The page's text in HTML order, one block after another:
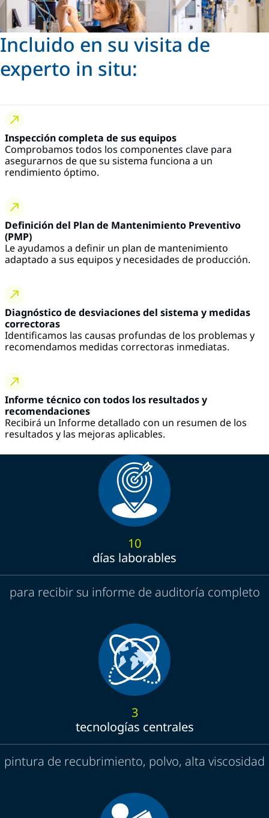
Incluido en su visita de
experto in situ:
Inspección completa de sus equipos
Comprobamos todos los componentes clave para
asegurarnos de que su sistema funciona a un
rendimiento óptimo.
Definición del Plan de Mantenimiento Preventivo
(PMP)
Le ayudamos a definir un plan de mantenimiento
adaptado a sus equipos y necesidades de producción.
Diagnóstico de desviaciones del sistema y medidas
correctoras
Identificamos las causas profundas de los problemas y
recomendamos medidas correctoras inmediatas.
Informe técnico con todos los resultados y
recomendaciones
Recibirá un Informe detallado con un resumen de los
resultados y las mejoras aplicables.
10
días laborables
para recibir su informe de auditoría completo
3
tecnologías centrales
pintura de recubrimiento, polvo, alta viscosidad